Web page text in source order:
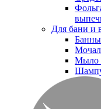
Для бани и
Мыло